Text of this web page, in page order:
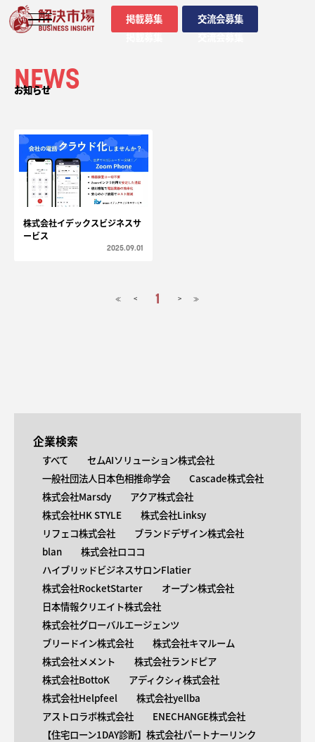
掲載募集
掲載募集
交流会募集
交流会募集
NEWS
お知らせ
株式会社イデックスビジネスサ
ービス
2025.09.01
≪ < 1 > ≫
企業検索
すべて
セムAIソリューション株式会社
一般社団法人日本色相推命学会
Cascade株式会社
株式会社Marsdy
アクア株式会社
株式会社HK STYLE
株式会社Linksy
リフェコ株式会社
ブランドデザイン株式会社
blan
株式会社ロココ
ハイブリッドビジネスサロンFlatier
株式会社RocketStarter
オープン株式会社
日本情報クリエイト株式会社
株式会社グローバルエージェンツ
ブリードイン株式会社
株式会社キマルーム
株式会社メメント
株式会社ランドピア
株式会社BottoK
アディクシィ株式会社
株式会社Helpfeel
株式会社yellba
アストロラボ株式会社
ENECHANGE株式会社
【住宅ローン1DAY診断】株式会社パートナーリンク